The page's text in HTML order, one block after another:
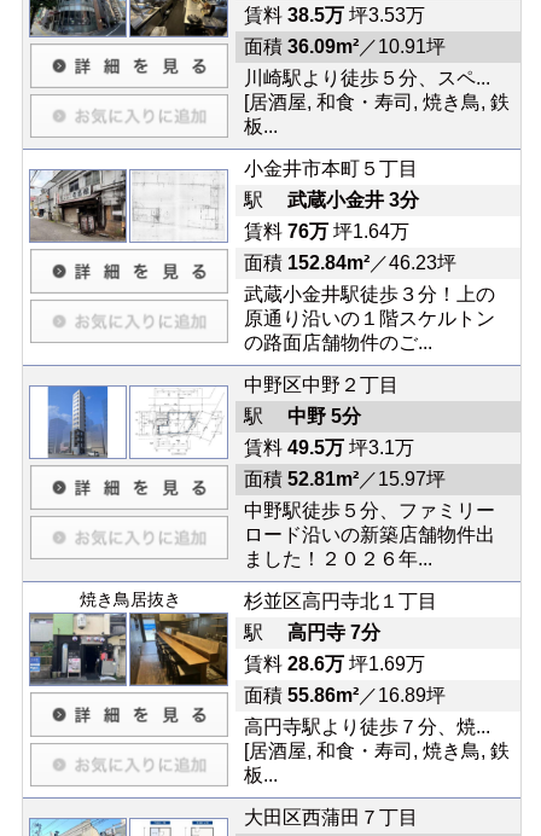
賃料 38.5万坪3.53万
面積 36.09m²／10.91坪
川崎駅より徒歩５分、スペ...
[居酒屋, 和食・寿司, 焼き鳥, 鉄
板...
小金井市本町５丁目
駅 武蔵小金井 3分
賃料 76万坪1.64万
面積 152.84m²／46.23坪
武蔵小金井駅徒歩３分！上の
原通り沿いの１階スケルトン
の路面店舗物件のご...
中野区中野２丁目
駅 中野 5分
賃料 49.5万坪3.1万
面積 52.81m²／15.97坪
中野駅徒歩５分、ファミリー
ロード沿いの新築店舗物件出
ました！２０２６年...
焼き鳥居抜き
杉並区高円寺北１丁目
駅 高円寺 7分
賃料 28.6万坪1.69万
面積 55.86m²／16.89坪
高円寺駅より徒歩７分、焼...
[居酒屋, 和食・寿司, 焼き鳥, 鉄
板...
大田区西蒲田７丁目